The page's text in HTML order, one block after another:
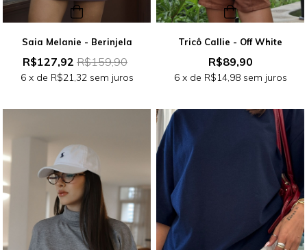
Saia Melanie - Berinjela
R$127,92 R$159,90
6 x de R$21,32 sem juros
Tricô Callie - Off White
R$89,90
6 x de R$14,98 sem juros